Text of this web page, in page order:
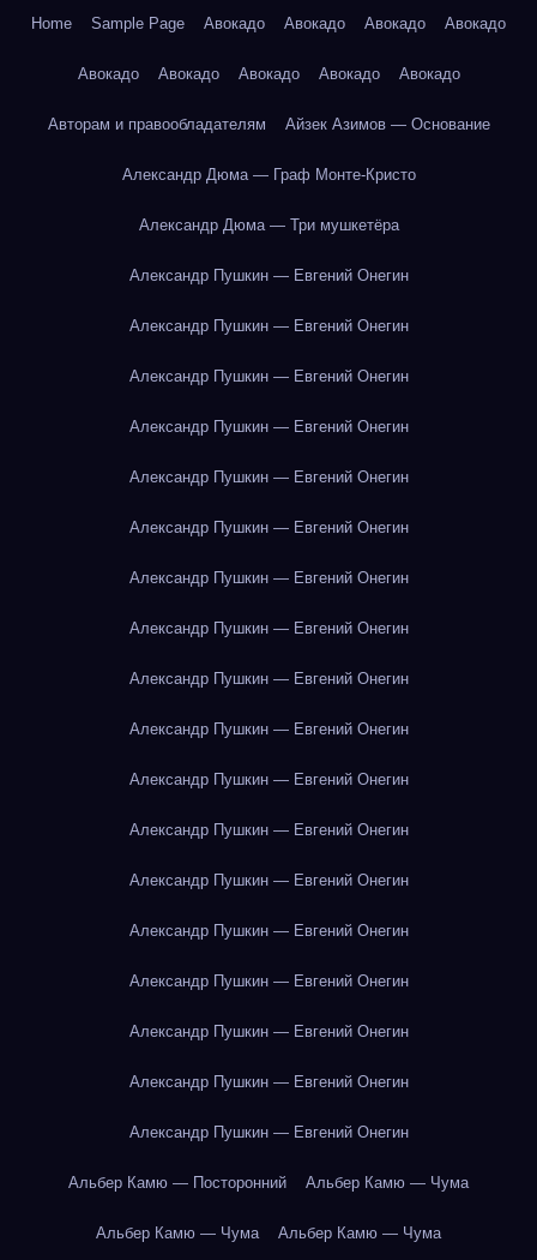
Home Sample Page Авокадо Авокадо Авокадо Авокадо
Авокадо Авокадо Авокадо Авокадо Авокадо
Авторам и правообладателям Айзек Азимов — Основание
Александр Дюма — Граф Монте-Кристо
Александр Дюма — Три мушкетёра
Александр Пушкин — Евгений Онегин
Александр Пушкин — Евгений Онегин
Александр Пушкин — Евгений Онегин
Александр Пушкин — Евгений Онегин
Александр Пушкин — Евгений Онегин
Александр Пушкин — Евгений Онегин
Александр Пушкин — Евгений Онегин
Александр Пушкин — Евгений Онегин
Александр Пушкин — Евгений Онегин
Александр Пушкин — Евгений Онегин
Александр Пушкин — Евгений Онегин
Александр Пушкин — Евгений Онегин
Александр Пушкин — Евгений Онегин
Александр Пушкин — Евгений Онегин
Александр Пушкин — Евгений Онегин
Александр Пушкин — Евгений Онегин
Александр Пушкин — Евгений Онегин
Александр Пушкин — Евгений Онегин
Альбер Камю — Посторонний Альбер Камю — Чума
Альбер Камю — Чума Альбер Камю — Чума